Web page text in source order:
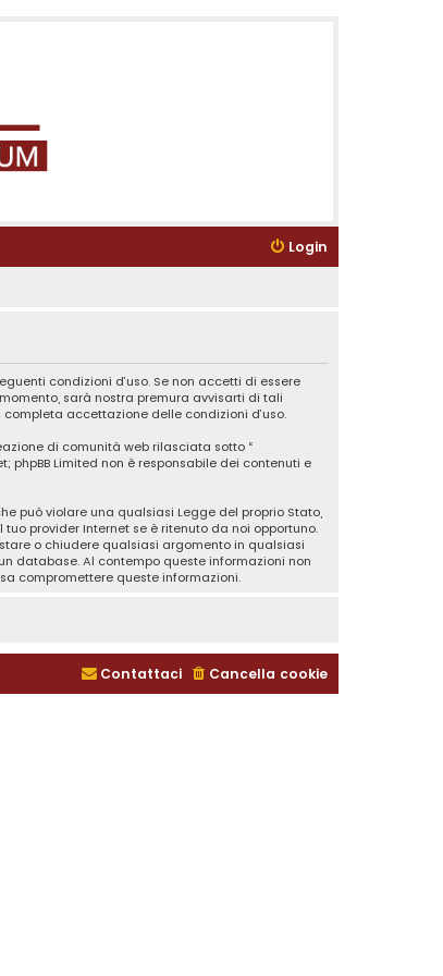
Login
condizioni d’uso. Se non accetti di essere
sarà nostra premura avvisarti di tali
accettazione delle condizioni d’uso.
di comunità web rilasciata sotto “
phpBB Limited non è responsabile dei contenuti e
può violare una qualsiasi Legge del proprio Stato,
provider Internet se è ritenuto da noi opportuno.
o chiudere qualsiasi argomento in qualsiasi
database. Al contempo queste informazioni non
compromettere queste informazioni.
Cancella cookie
Contattaci